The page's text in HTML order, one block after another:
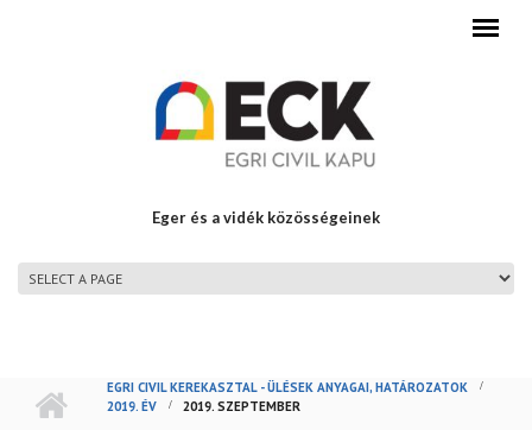
Eger és a vidék közösségeinek
EGRI CIVIL KEREKASZTAL - ÜLÉSEK ANYAGAI, HATÁROZATOK
2019. ÉV
2019. SZEPTEMBER